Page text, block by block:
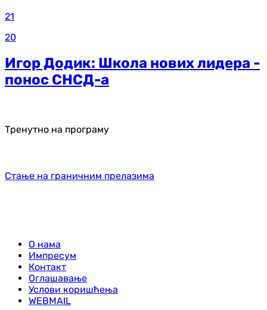
21
20
Игор Додик: Школа нових лидера -
понос СНСД-а
Тренутно на програму
Стање на граничним прелазима
О нама
Импресум
Контакт
Оглашавање
Услови коришћења
WEBMAIL